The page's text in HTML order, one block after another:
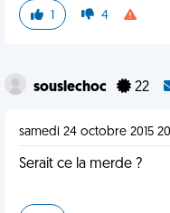
1 4
souslechoc 22
samedi 24 octobre 2015
Serait ce la merde ?